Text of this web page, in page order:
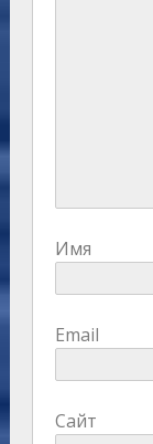
Имя
Email
Сайт